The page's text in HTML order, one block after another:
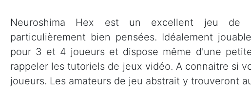
Neuroshima Hex est un excellent jeu de
particulièrement bien pensées. Idéalement
pour 3 et 4 joueurs et dispose même d'une
rappeler les tutoriels de jeux vidéo. A connaitre si
joueurs. Les amateurs de jeu abstrait y trouveront